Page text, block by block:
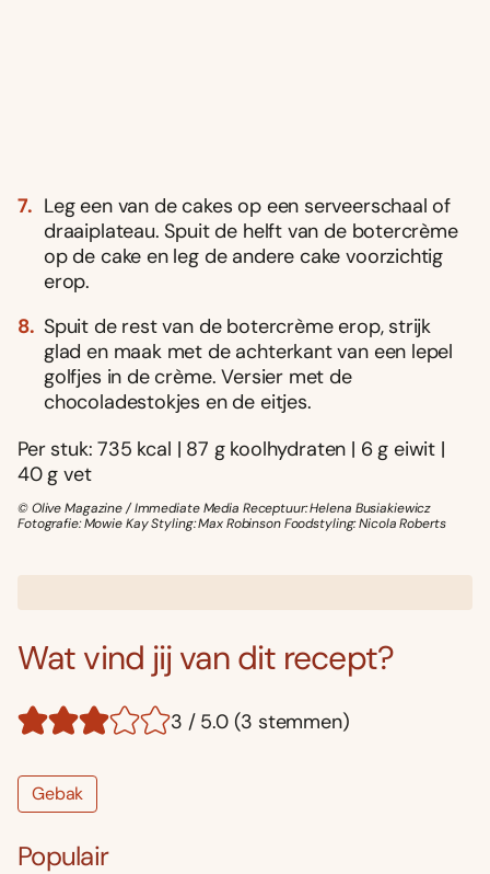
Leg een van de cakes op een serveerschaal of
draaiplateau. Spuit de helft van de botercrème
op de cake en leg de andere cake voorzichtig
erop.
Spuit de rest van de botercrème erop, strijk
glad en maak met de achterkant van een lepel
golfjes in de crème. Versier met de
chocoladestokjes en de eitjes.
Per stuk: 735 kcal | 87 g koolhydraten | 6 g eiwit |
40 g vet
© Olive Magazine / Immediate Media Receptuur: Helena Busiakiewicz
Fotografie: Mowie Kay Styling: Max Robinson Foodstyling: Nicola Roberts
Wat vind jij van dit recept?
3 / 5.0 (3 stemmen)
Gebak
Populair